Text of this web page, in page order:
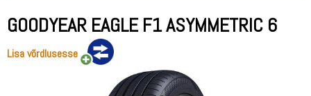
GOODYEAR EAGLE F1 ASYMMETRIC 6
Lisa võrdlusesse